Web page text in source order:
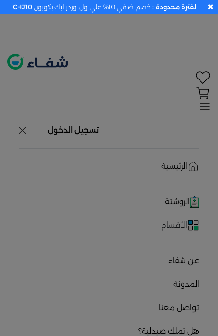
تسجيل الدخول
الرئيسية
الروشتة
الأقسام
عن شفاء
المدونة
تواصل معنا
هل تملك صيدلية؟
لفترة محدودة : خصم اضافي 10% علي اول اوردر ليك بكوبون CHJ10 ✖